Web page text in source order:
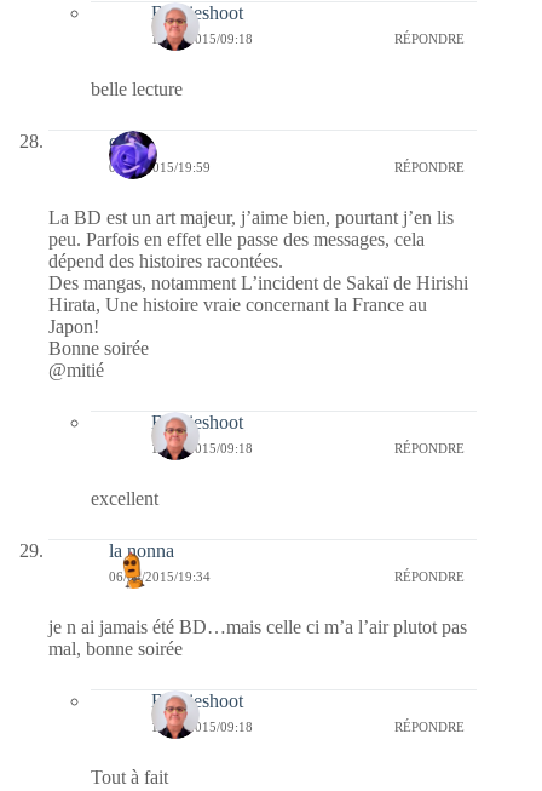
Bernieshoot
14/04/2015/09:18 RÉPONDRE
belle lecture
covix
06/04/2015/19:59 RÉPONDRE
La BD est un art majeur, j’aime bien, pourtant j’en lis
peu. Parfois en effet elle passe des messages, cela
dépend des histoires racontées.
Des mangas, notamment L’incident de Sakaï de Hirishi
Hirata, Une histoire vraie concernant la France au
Japon!
Bonne soirée
@mitié
Bernieshoot
14/04/2015/09:18 RÉPONDRE
excellent
la nonna
06/04/2015/19:34 RÉPONDRE
je n ai jamais été BD…mais celle ci m’a l’air plutot pas
mal, bonne soirée
Bernieshoot
14/04/2015/09:18 RÉPONDRE
Tout à fait